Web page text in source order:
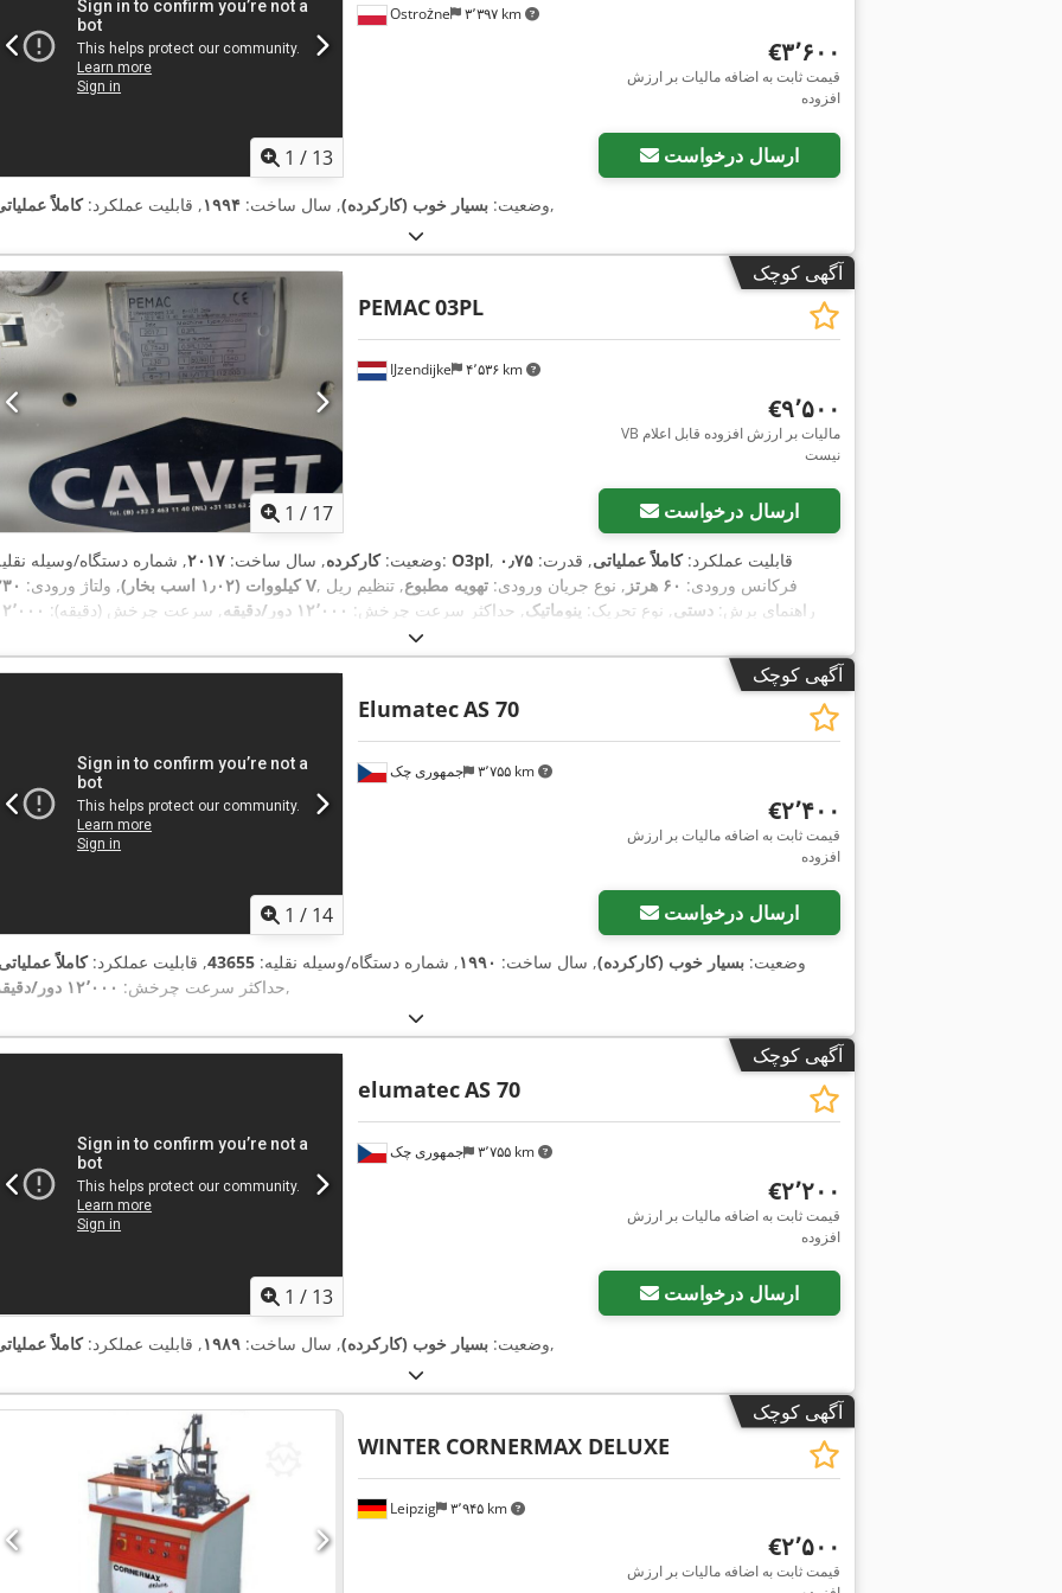
1 / 13
Ostrożne ۳٬۳۹۷ km
‎€۳٬۶۰۰
قیمت ثابت به اضافه مالیات بر ارزش
افزوده
ارسال درخواست
وضعیت: بسیار خوب (کارکرده), سال ساخت: ۱۹۹۴, قابلیت عملکرد:کاملاً ,
آگهی کوچک
1 / 17
IJzendijke ۴٬۵۳۶ km
PEMAC03PL
‎€۹٬۵۰۰
VB مالیات بر ارزش افزوده قابل اعلام
نیست
ارسال درخواست
وضعیت:کارکرده, سال ساخت: ۲۰۱۷ , شماره دستگاه/وسیله نقلیه: O3pl , قابلیت عملکرد:کاملاً عملیاتی, قدرت: ۰٫۷۵
کیلووات (۱٫۰۲ اسب بخار)
, ولتاژ ورودی: ۲۳۰ V , فرکانس ورودی: ۶۰ هرتز , نوع جریان ورودی: تهویه مطبوع, تنظیم ریل
راهنمای برش: دستی, نوع تحریک: پنوماتیک, حداکثر سرعت چرخش: ۱۲٬۰۰۰ دور/دقیقه , سرعت چرخش (دقیقه):
کل:۱٬۸۰۰ میلی‌متر , وزن کل:۵۴۰ کیلوگرم ,
آگهی کوچک
1 / 14
جمهوری چک ۳٬۷۵۵ km
ElumatecAS 70
‎€۲٬۴۰۰
قیمت ثابت به اضافه مالیات بر ارزش
افزوده
ارسال درخواست
وضعیت: بسیار خوب (کارکرده), سال ساخت: ۱۹۹۰, شماره دستگاه/وسیله نقلیه: 43655, قابلیت عملکرد:کاملاً
حداکثر سرعت چرخش: ۱۲٬۰۰۰ دور/دقیقه ,
آگهی کوچک
1 / 13
جمهوری چک ۳٬۷۵۵ km
elumatecAS 70
‎€۲٬۲۰۰
قیمت ثابت به اضافه مالیات بر ارزش
افزوده
ارسال درخواست
وضعیت: بسیار خوب (کارکرده), سال ساخت: ۱۹۸۹, قابلیت عملکرد:کاملاً ,
آگهی کوچک
Leipzig ۳٬۹۴۵ km
WINTER CORNERMAX DELUXE
‎€۲٬۵۰۰
قیمت ثابت به اضافه مالیات بر ارزش